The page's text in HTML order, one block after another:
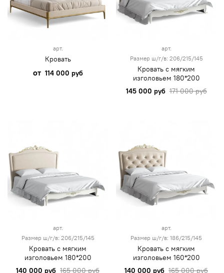
арт.
Кровать
от 114 000 руб
арт.
Размер ш/г/в: 206/215/145
Кровать с мягким
изголовьем 180*200
145 000 руб 171 000 руб
арт.
Размер ш/г/в: 206/215/145
Кровать с мягким
изголовьем 180*200
140 000 руб 165 000 руб
арт.
Размер ш/г/в: 186/215/145
Кровать с мягким
изголовьем 160*200
140 000 руб 165 000 руб